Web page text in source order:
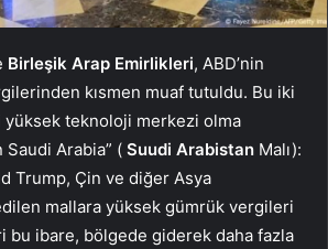
Birleşik Arap Emirlikleri, ABD’nin
kısmen muaf tutuldu. Bu iki
teknoloji merkezi olma
Saudi Arabia” ( Suudi Arabistan Malı):
Trump, Çin ve diğer Asya
mallara yüksek gümrük vergileri
bu ibare, bölgede giderek daha fazla